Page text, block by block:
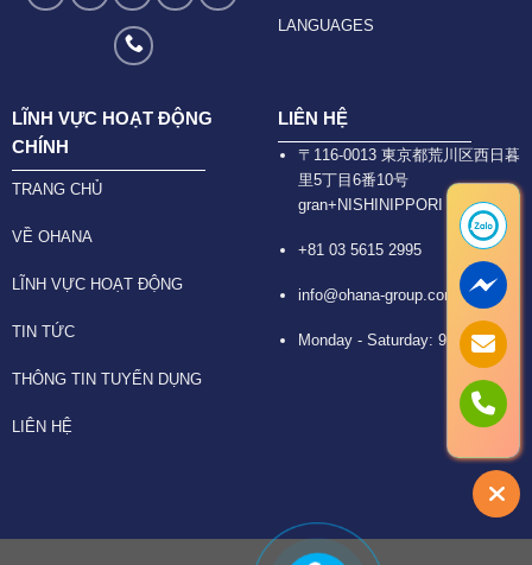
LANGUAGES
LĨNH VỰC HOẠT ĐỘNG
CHÍNH
TRANG CHỦ
VỀ OHANA
LĨNH VỰC HOẠT ĐỘNG
TIN TỨC
THÔNG TIN TUYỂN DỤNG
LIÊN HỆ
LIÊN HỆ
〒116-0013 東京都荒川区西日暮
里5丁目6番10号
gran+NISHINIPPORI 6F
+81 03 5615 2995
info@ohana-group.com
Monday - Saturday: 9:30 -18:30